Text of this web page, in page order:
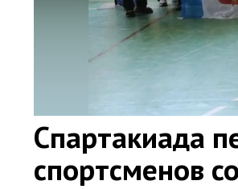
Спартакиада
спортсменов